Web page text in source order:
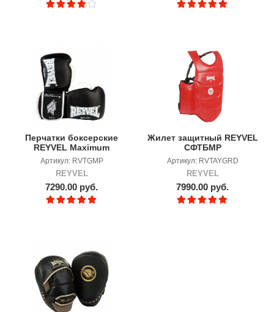
Перчатки боксерские
REYVEL Maximum
Protection
Артикул: RVTGMP
REYVEL
7290.00 руб.
Жилет защитный REYVEL
СФТБМР
Артикул: RVTAYGRD
REYVEL
7990.00 руб.